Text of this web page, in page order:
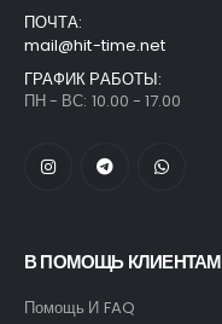
ПОЧТА:
mail@hit-time.net
ГРАФИК РАБОТЫ:
ПН - ВС: 10.00 - 17.00
В ПОМОЩЬ КЛИЕНТАМ
Помощь И FAQ